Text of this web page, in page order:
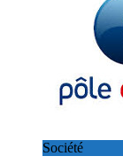
Société